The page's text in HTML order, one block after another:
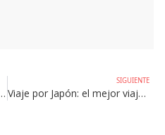
Espectacular!
SIGUIENTE
Viaje por Japón: el mejor viaje que hemos hecho nunca!